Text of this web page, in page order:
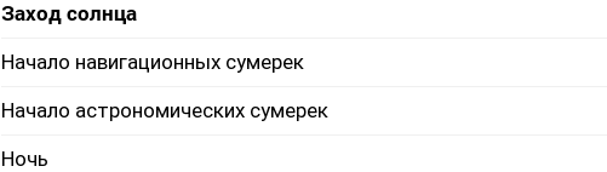
Заход солнца
Начало навигационных сумерек
Начало астрономических сумерек
Ночь